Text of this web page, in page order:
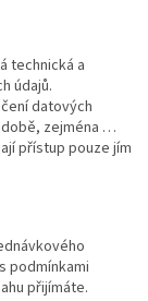
technická a
údajů.
datových
zejména …
přístup pouze jím
podmínkami
přijímáte.